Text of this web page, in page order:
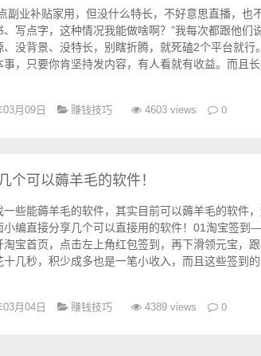
副业补贴家用，但没什么特长，不好意思直播，也
写点字，这种情况我能做啥啊？”我每次都跟他们
、没背景、没特长，别瞎折腾，就死磕2个平台就行
，只要你肯坚持发内容，有人看就有收益。而且
月09日 赚钱技巧 4603 views 0
可以薅羊毛的软件！
些能薅羊毛的软件，其实目前可以薅羊毛的软件
小编直接分享几个可以直接用的软件！01淘宝签
宝首页，点击左上角红包签到，再下滑领元宝，
几秒，积少成多也是一笔小收入，而且这些签到
03月04日 赚钱技巧 4389 views 0